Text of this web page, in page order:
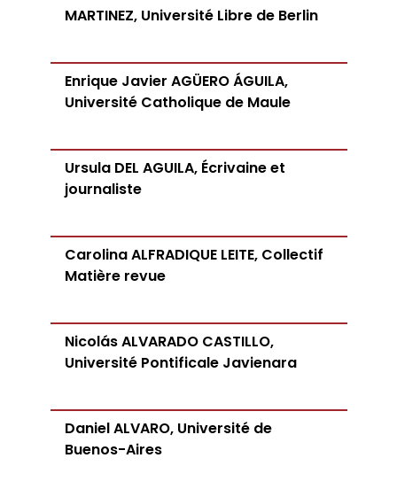
MARTINEZ, Université Libre de Berlin
Enrique Javier AGÜERO ÁGUILA,
Université Catholique de Maule
Ursula DEL AGUILA, Écrivaine et
journaliste
Carolina ALFRADIQUE LEITE, Collectif
Matière revue
Nicolás ALVARADO CASTILLO,
Université Pontificale Javienara
Daniel ALVARO, Université de
Buenos-Aires